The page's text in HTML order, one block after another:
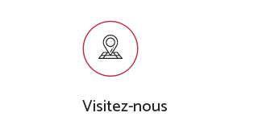
Visitez-nous